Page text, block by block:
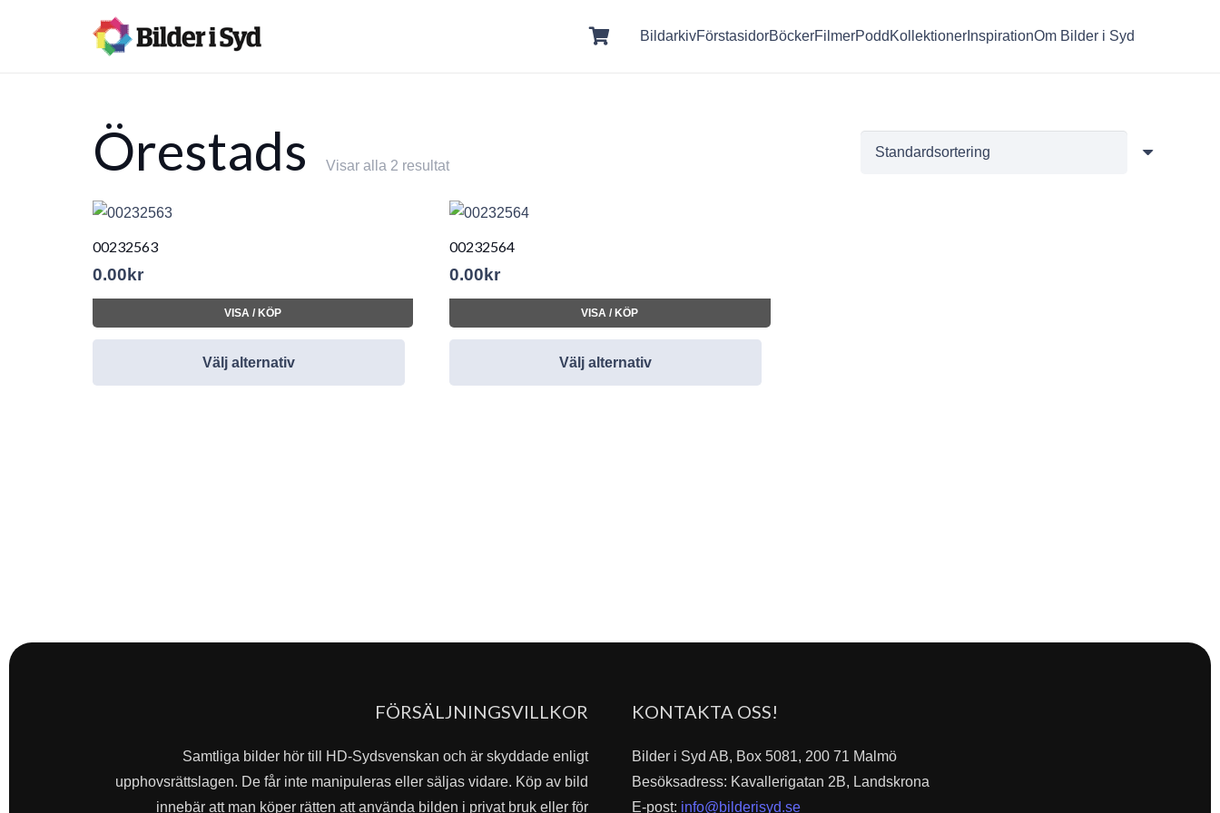
BildarkivFörstasidorBöckerFilmerPodd Kollektioner InspirationOm Bilder i Syd
Örestads Visar alla 2 resultat
00232563
0.00 kr
VISA / KÖP
Välj alternativ
00232564
0.00 kr
VISA / KÖP
Välj alternativ
FÖRSÄLJNINGSVILLKOR
Samtliga bilder hör till HD-Sydsvenskan och är skyddade enligt
upphovsrättslagen. De får inte manipuleras eller säljas vidare. Köp av bild
innebär att man köper rätten att använda bilden i privat bruk eller för
KONTAKTA OSS!
Bilder i Syd AB, Box 5081, 200 71 Malmö
Besöksadress: Kavallerigatan 2B, Landskrona
E-post: info@bilderisyd.se